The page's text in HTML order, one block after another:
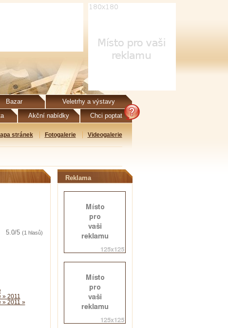
Bazar
Veletrhy a výstavy
Akční nabídky Chci poptat
stránek Fotogalerie Videogalerie
5.0/5 (1 hlasů)
2011
» 2011 »
Reklama